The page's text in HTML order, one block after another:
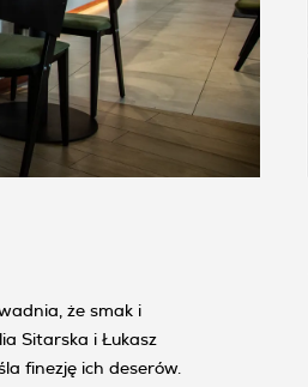
że smak i
Sitarska i Łukasz
finezję ich deserów.